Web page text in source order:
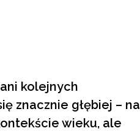
kolejnych
znacznie głębiej – na
wieku, ale